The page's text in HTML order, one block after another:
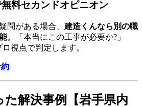
料セカンドオピニオン
問がある場合、 建造くんなら別の職
。「本当にこの工事が必要か?」
視点で判定します。
解決事例【岩手県内